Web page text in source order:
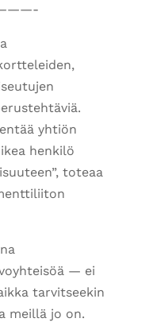
yhtiön
henkilö
toteaa
— ei
tarvitseekin
meillä jo on.